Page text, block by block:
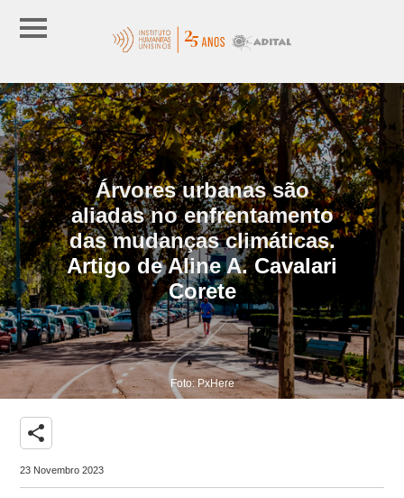
Árvores urbanas são
aliadas no enfrentamento
das mudanças climáticas.
Artigo de Aline A. Cavalari
Corete
Foto: PxHere
share
23 Novembro 2023